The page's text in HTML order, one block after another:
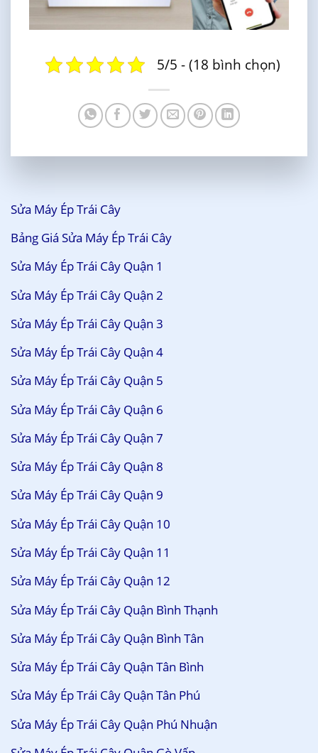
5/5 - (18 bình chọn)
Sửa Máy Ép Trái Cây
Bảng Giá Sửa Máy Ép Trái Cây
Sửa Máy Ép Trái Cây Quận 1
Sửa Máy Ép Trái Cây Quận 2
Sửa Máy Ép Trái Cây Quận 3
Sửa Máy Ép Trái Cây Quận 4
Sửa Máy Ép Trái Cây Quận 5
Sửa Máy Ép Trái Cây Quận 6
Sửa Máy Ép Trái Cây Quận 7
Sửa Máy Ép Trái Cây Quận 8
Sửa Máy Ép Trái Cây Quận 9
Sửa Máy Ép Trái Cây Quận 10
Sửa Máy Ép Trái Cây Quận 11
Sửa Máy Ép Trái Cây Quận 12
Sửa Máy Ép Trái Cây Quận Bình Thạnh
Sửa Máy Ép Trái Cây Quận Bình Tân
Sửa Máy Ép Trái Cây Quận Tân Bình
Sửa Máy Ép Trái Cây Quận Tân Phú
Sửa Máy Ép Trái Cây Quận Phú Nhuận